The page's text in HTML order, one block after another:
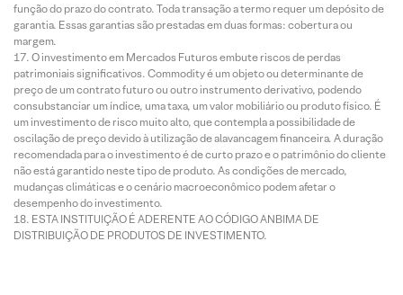
função do prazo do contrato. Toda transação a termo requer um depósito de
garantia. Essas garantias são prestadas em duas formas: cobertura ou
margem.
O investimento em Mercados Futuros embute riscos de perdas
patrimoniais significativos. Commodity é um objeto ou determinante de
preço de um contrato futuro ou outro instrumento derivativo, podendo
consubstanciar um índice, uma taxa, um valor mobiliário ou produto físico. É
um investimento de risco muito alto, que contempla a possibilidade de
oscilação de preço devido à utilização de alavancagem financeira. A duração
recomendada para o investimento é de curto prazo e o patrimônio do cliente
não está garantido neste tipo de produto. As condições de mercado,
mudanças climáticas e o cenário macroeconômico podem afetar o
desempenho do investimento.
ESTA INSTITUIÇÃO É ADERENTE AO CÓDIGO ANBIMA DE
DISTRIBUIÇÃO DE PRODUTOS DE INVESTIMENTO.